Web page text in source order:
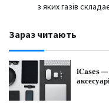
з яких газів
Зараз читають
iCases —